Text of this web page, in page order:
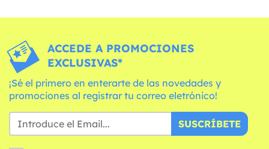
ACCEDE A PROMOCIONES
EXCLUSIVAS*
¡Sé el primero en enterarte de las novedades y
promociones al registrar tu correo eletrónico!
SUSCRÍBETE